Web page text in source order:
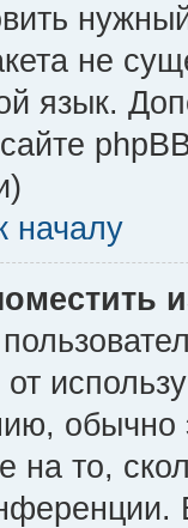
не
язык.
началу
обычно
на то,